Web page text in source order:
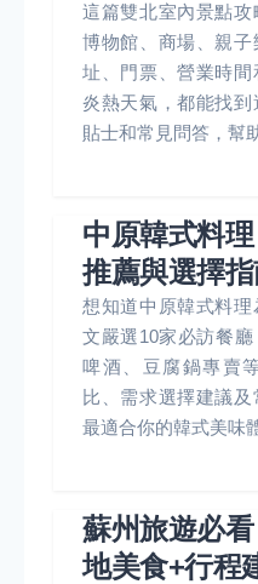
這篇雙北室內景點
博物館、商場、親
址、門票、營業時
炎熱天氣，都能找
貼士和常見問答，幫
中原韓式料
推薦與選擇
想知道中原韓式料
文嚴選10家必訪餐
啤酒、豆腐鍋專賣
比、需求選擇建議
最適合你的韓式美味
蘇州旅遊必
地美食+行程